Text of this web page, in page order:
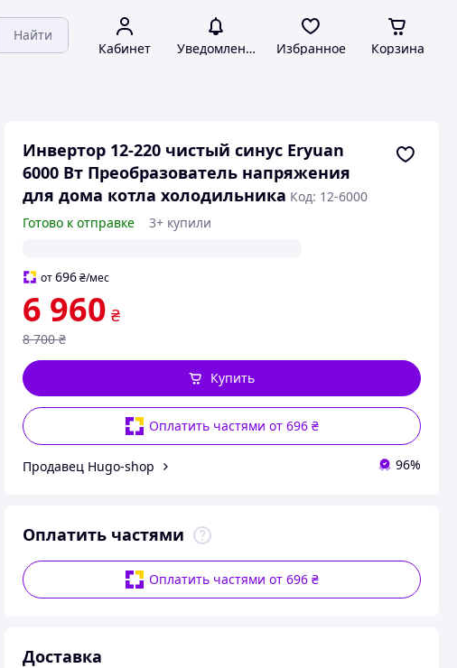
Найти
Кабинет Уведомления Избранное Корзина
Инвертор 12-220 чистый синус Eryuan
6000 Вт Преобразователь напряжения
для дома котла холодильника Код: 12-6000
Готово к отправке
3+ купили
от696 ₴/мес
6 960 ₴
8 700 ₴
Оплатить частями от 696 ₴
Купить
Продавец Hugo-shop 96%
Оплатить частями
Оплатить частями от 696 ₴
Доставка